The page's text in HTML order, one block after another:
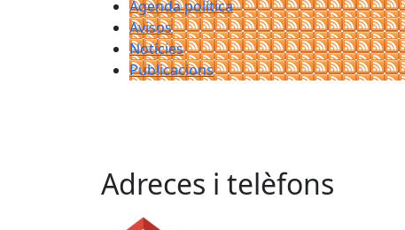
Agenda política
Avisos
Notícies
Publicacions
Adreces i telèfons